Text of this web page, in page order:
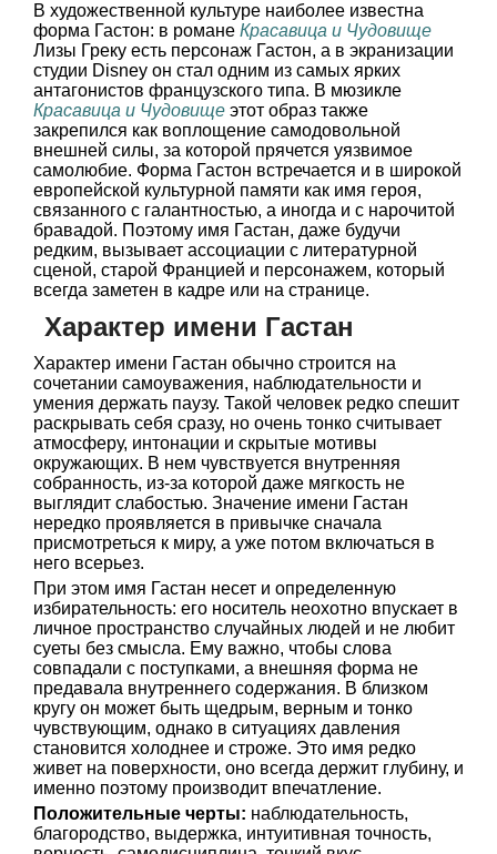
В художественной культуре наиболее известна
форма Гастон: в романе Красавица и Чудовище
Лизы Греку есть персонаж Гастон, а в экранизации
студии Disney он стал одним из самых ярких
антагонистов французского типа. В мюзикле
Красавица и Чудовище этот образ также
закрепился как воплощение самодовольной
внешней силы, за которой прячется уязвимое
самолюбие. Форма Гастон встречается и в широкой
европейской культурной памяти как имя героя,
связанного с галантностью, а иногда и с нарочитой
бравадой. Поэтому имя Гастан, даже будучи
редким, вызывает ассоциации с литературной
сценой, старой Францией и персонажем, который
всегда заметен в кадре или на странице.
Характер имени Гастан
Характер имени Гастан обычно строится на
сочетании самоуважения, наблюдательности и
умения держать паузу. Такой человек редко спешит
раскрывать себя сразу, но очень тонко считывает
атмосферу, интонации и скрытые мотивы
окружающих. В нем чувствуется внутренняя
собранность, из-за которой даже мягкость не
выглядит слабостью. Значение имени Гастан
нередко проявляется в привычке сначала
присмотреться к миру, а уже потом включаться в
него всерьез.
При этом имя Гастан несет и определенную
избирательность: его носитель неохотно впускает в
личное пространство случайных людей и не любит
суеты без смысла. Ему важно, чтобы слова
совпадали с поступками, а внешняя форма не
предавала внутреннего содержания. В близком
кругу он может быть щедрым, верным и тонко
чувствующим, однако в ситуациях давления
становится холоднее и строже. Это имя редко
живет на поверхности, оно всегда держит глубину, и
именно поэтому производит впечатление.
Положительные черты: наблюдательность,
благородство, выдержка, интуитивная точность,